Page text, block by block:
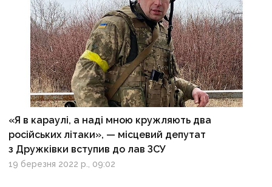
«Я в караулі, а наді мною кружляють два
російських літаки», — місцевий депутат
з Дружківки вступив до лав ЗСУ
19 березня 2022 р., 09:02